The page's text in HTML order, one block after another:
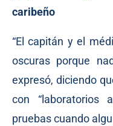
caribeño
“El capitán y el
oscuras porque
expresó, diciendo
con “laboratorios
pruebas cuando